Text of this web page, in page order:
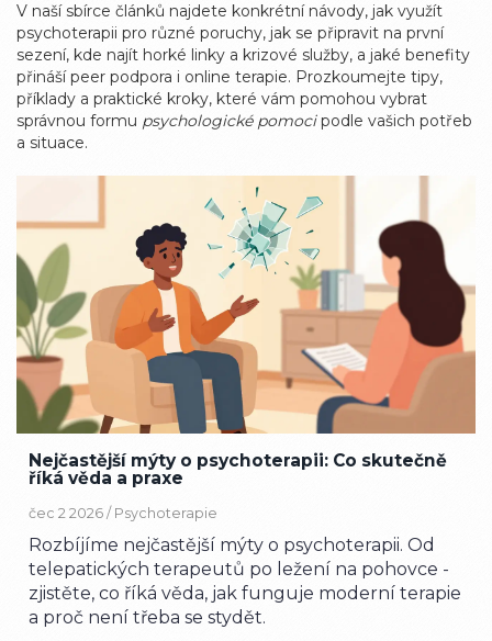
V naší sbírce článků najdete konkrétní návody, jak využít
psychoterapii pro různé poruchy, jak se připravit na první
sezení, kde najít horké linky a krizové služby, a jaké benefity
přináší peer podpora i online terapie. Prozkoumejte tipy,
příklady a praktické kroky, které vám pomohou vybrat
správnou formu psychologické pomocipodle vašich potřeb
a situace.
Nejčastější mýty o psychoterapii: Co skutečně
říká věda a praxe
čec 2 2026 / Psychoterapie
Rozbíjíme nejčastější mýty o psychoterapii. Od
telepatických terapeutů po ležení na pohovce -
zjistěte, co říká věda, jak funguje moderní terapie
a proč není třeba se stydět.